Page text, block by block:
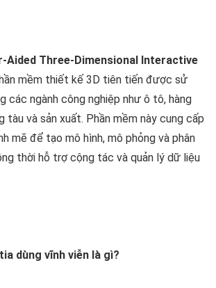
Aided Three-Dimensional Interactive
mềm thiết kế 3D tiên tiến được sử
các ngành công nghiệp như ô tô, hàng
tàu và sản xuất. Phần mềm này cung cấp
mẽ để tạo mô hình, mô phỏng và phân
thời hỗ trợ cộng tác và quản lý dữ liệu
dùng vĩnh viễn là gì?